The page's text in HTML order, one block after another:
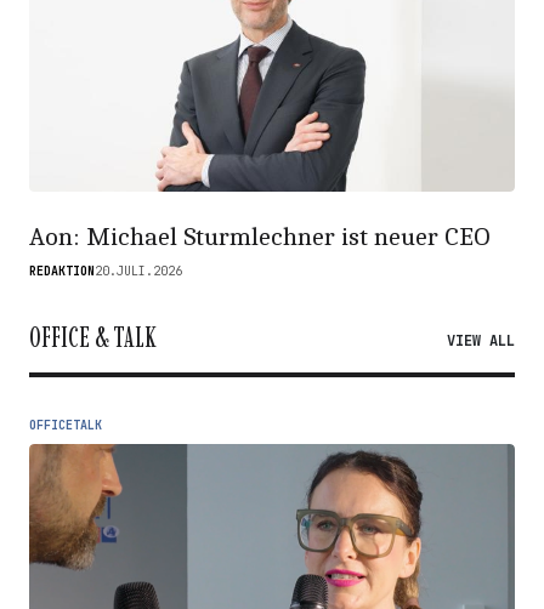
Aon: Michael Sturmlechner ist neuer CEO
REDAKTION20.JULI.2026
OFFICE & TALK VIEW ALL
OFFICETALK